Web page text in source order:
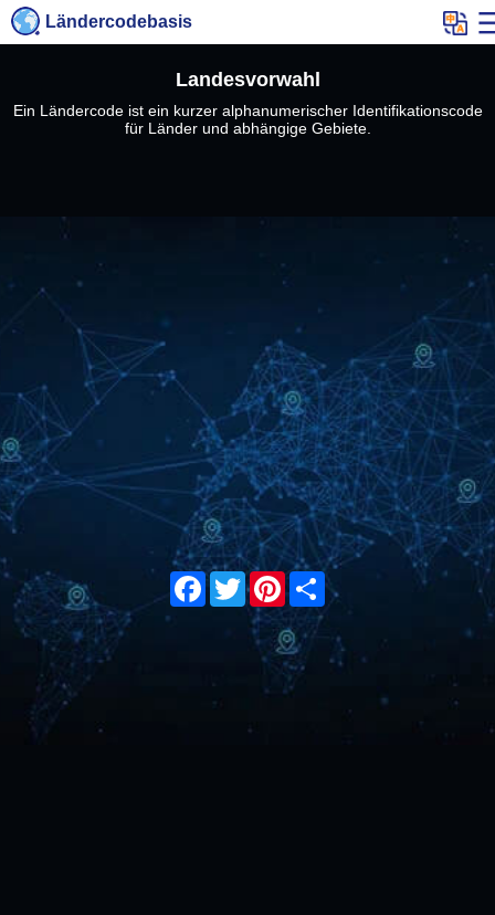
Ländercodebasis
Landesvorwahl
Ein Ländercode ist ein kurzer alphanumerischer Identifikationscode
für Länder und abhängige Gebiete.
Facebook
TwitterPinterest
Share